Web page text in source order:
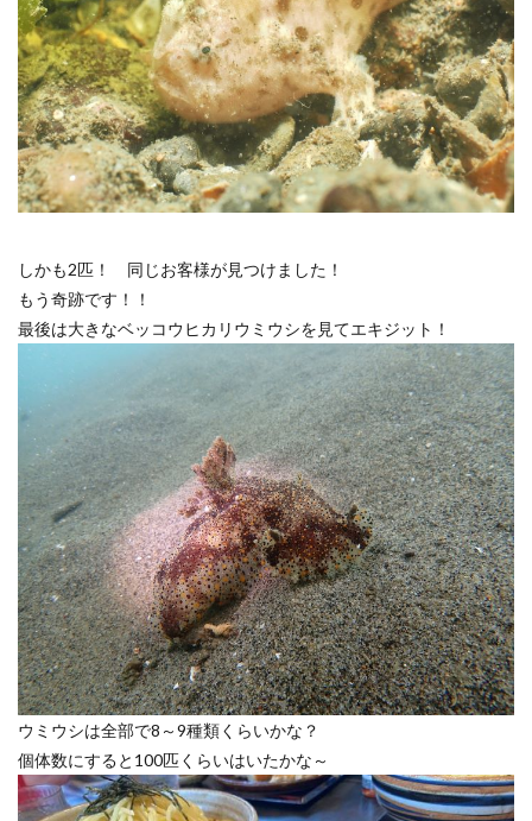
しかも2匹！ 同じお客様が見つけました！
もう奇跡です！！
最後は大きなベッコウヒカリウミウシを見てエキジット！
ウミウシは全部で8～9種類くらいかな？
個体数にすると100匹くらいはいたかな～